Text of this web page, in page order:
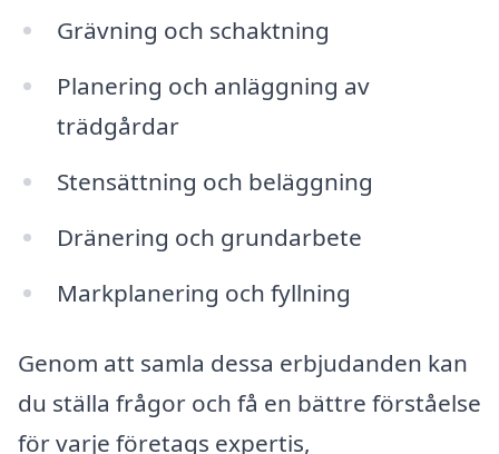
Grävning och schaktning
Planering och anläggning av
trädgårdar
Stensättning och beläggning
Dränering och grundarbete
Markplanering och fyllning
Genom att samla dessa erbjudanden kan
du ställa frågor och få en bättre förståelse
för varje företags expertis,